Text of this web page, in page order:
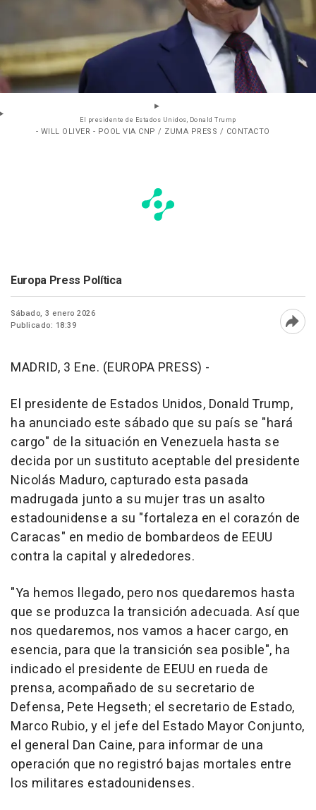
El presidente de Estados Unidos, Donald Trump
- WILL OLIVER - POOL VIA CNP / ZUMA PRESS / CONTACTO
Europa Press Política
Sábado, 3 enero 2026
Publicado: 18:39
MADRID, 3 Ene. (EUROPA PRESS) -
El presidente de Estados Unidos, Donald Trump,
ha anunciado este sábado que su país se "hará
cargo" de la situación en Venezuela hasta se
decida por un sustituto aceptable del presidente
Nicolás Maduro, capturado esta pasada
madrugada junto a su mujer tras un asalto
estadounidense a su "fortaleza en el corazón de
Caracas" en medio de bombardeos de EEUU
contra la capital y alrededores.
"Ya hemos llegado, pero nos quedaremos hasta
que se produzca la transición adecuada. Así que
nos quedaremos, nos vamos a hacer cargo, en
esencia, para que la transición sea posible", ha
indicado el presidente de EEUU en rueda de
prensa, acompañado de su secretario de
Defensa, Pete Hegseth; el secretario de Estado,
Marco Rubio, y el jefe del Estado Mayor Conjunto,
el general Dan Caine, para informar de una
operación que no registró bajas mortales entre
los militares estadounidenses.